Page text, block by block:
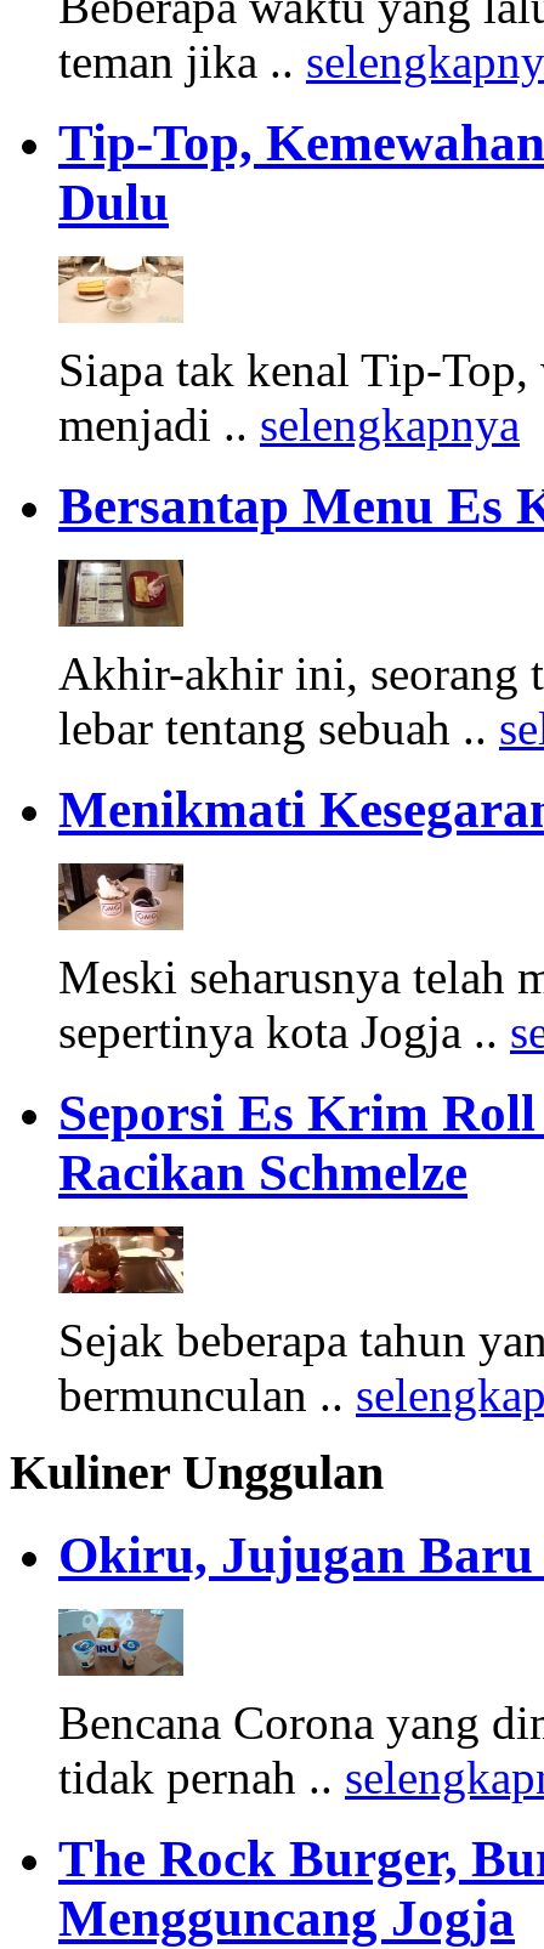
teman jika ..
Tip-Top,
Dulu
Siapa tak kenal Tip-
menjadi .. selengkapnya
Bersantap Menu Es
Akhir-akhir ini, seorang
lebar tentang sebuah ..
Menikmati
Meski seharusnya telah
sepertinya kota Jogja ..
Seporsi Es Krim
Racikan Schmelze
Sejak beberapa tahun
bermunculan ..
Kuliner Unggulan
Okiru, Jujugan Baru
Bencana Corona yang
tidak pernah ..
The Rock Burger,
Mengguncang Jogja